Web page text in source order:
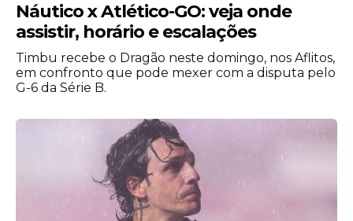
decisivos da história coral, como o
dramático duelo de 1998 e o último
encontro em 2021, quando o Santa venceu
por 2 a 1. Com a expectativa de um bom
público na Arena, o esquema de
garantir que a festa da torcida ocorra com
tranquilidade e segurança.
Náutico x Atlético-GO: veja onde
assistir, horário e escalações
Timbu recebe o Dragão neste domingo, nos Aflitos,
em confronto que pode mexer com a disputa pelo
G-6 da Série B.